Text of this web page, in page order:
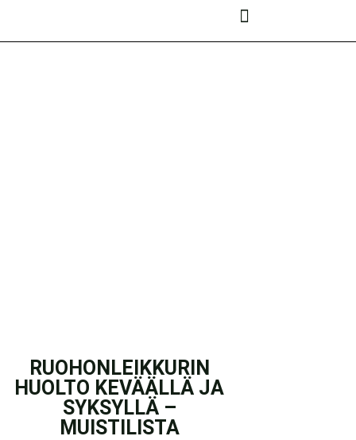
RUOHONLEIKKURIN
HUOLTO KEVÄÄLLÄ JA
SYKSYLLÄ –
MUISTILISTA